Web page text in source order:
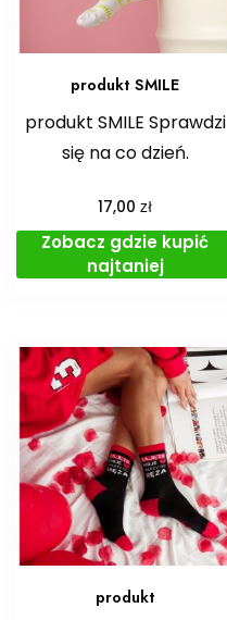
produkt SMILE
produkt SMILE Sprawdzi
się na co dzień.
17,00zł
Zobacz gdzie kupić
najtaniej
produkt